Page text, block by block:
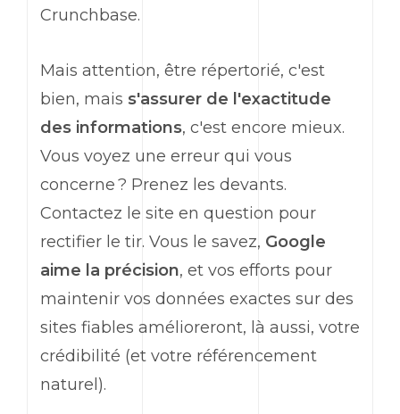
Crunchbase.
Mais attention, être répertorié, c'est
bien, mais s'assurer de l'exactitude
des informations, c'est encore mieux.
Vous voyez une erreur qui vous
concerne ? Prenez les devants.
Contactez le site en question pour
rectifier le tir. Vous le savez, Google
aime la précision, et vos efforts pour
maintenir vos données exactes sur des
sites fiables amélioreront, là aussi, votre
crédibilité (et votre référencement
naturel).